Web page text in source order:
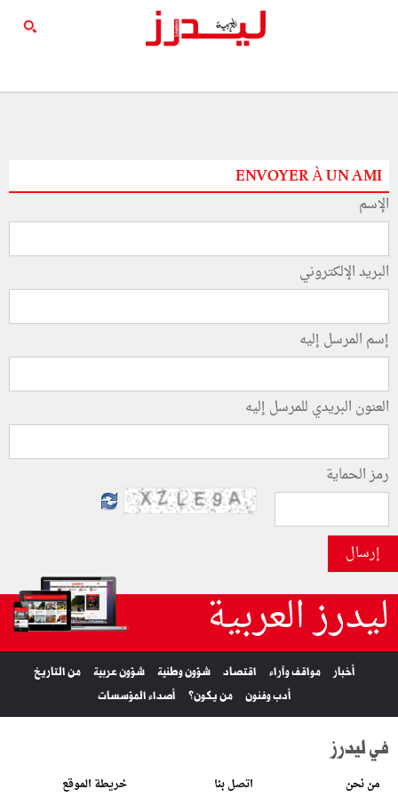
ENVOYER À UN AMI
الإسم
البريد الإلكتروني
إسم المرسل إليه
العنون البريدي للمرسل إليه
رمز الحماية
إرسال
ليدرز العربية
أخبار مواقف وآراء اقتصاد شؤون وطنية شؤون عربية
من التاريخ
أدب وفنون
من يكون؟ أصداء المؤسسات
في ليدرز
من نحن اتصل بنا خريطة الموقع